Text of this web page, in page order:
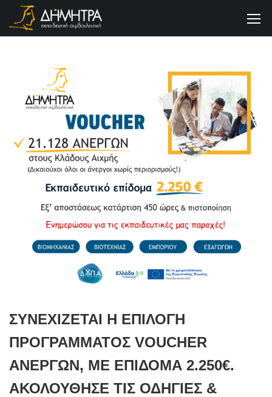
ΣΥΝΕΧΙΖΕΤΑΙ Η ΕΠΙΛΟΓΗ
ΠΡΟΓΡΑΜΜΑΤΟΣ VOUCHER
ΑΝΕΡΓΩΝ, ΜΕ ΕΠΙΔΟΜΑ 2.250€.
ΑΚΟΛΟΥΘΗΣΕ ΤΙΣ ΟΔΗΓΙΕΣ &